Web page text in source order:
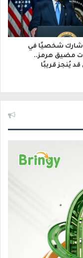
شخصيًا في
مضيق هرمز..
قد يُنجز قريبًا